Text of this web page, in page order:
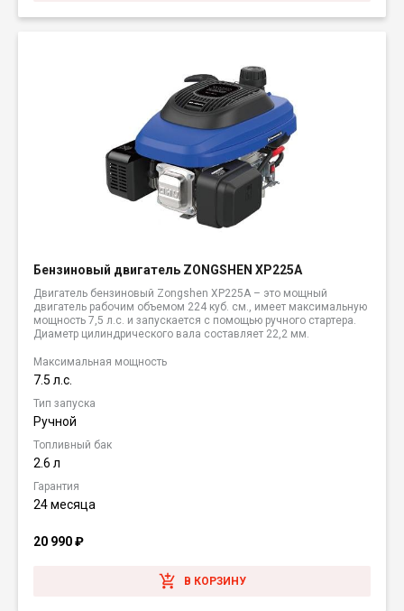
Бензиновый двигатель ZONGSHEN XP225A
Двигатель бензиновый Zongshen XP225A – это мощный
двигатель рабочим объемом 224 куб. см., имеет максимальную
мощность 7,5 л.с. и запускается с помощью ручного стартера.
Диаметр цилиндрического вала составляет 22,2 мм.
Максимальная мощность
7.5 л.с.
Тип запуска
Ручной
Топливный бак
2.6 л
Гарантия
24 месяца
20 990₽
В КОРЗИНУ